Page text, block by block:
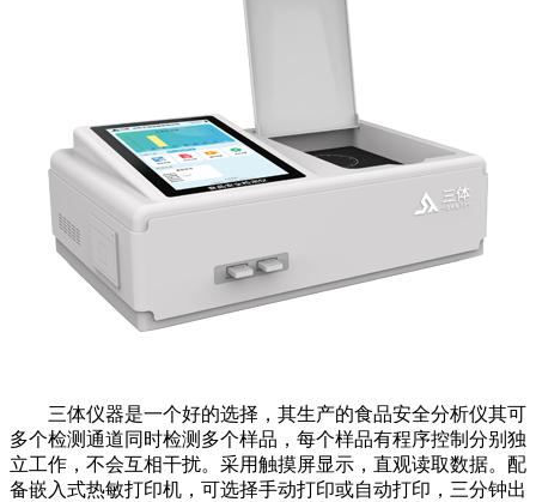
三体仪器是一个好的选择，其生产的食品安全分析仪其可
多个检测通道同时检测多个样品，每个样品有程序控制分别独
立工作，不会互相干扰。采用触摸屏显示，直观读取数据。配
备嵌入式热敏打印机，可选择手动打印或自动打印，三分钟出